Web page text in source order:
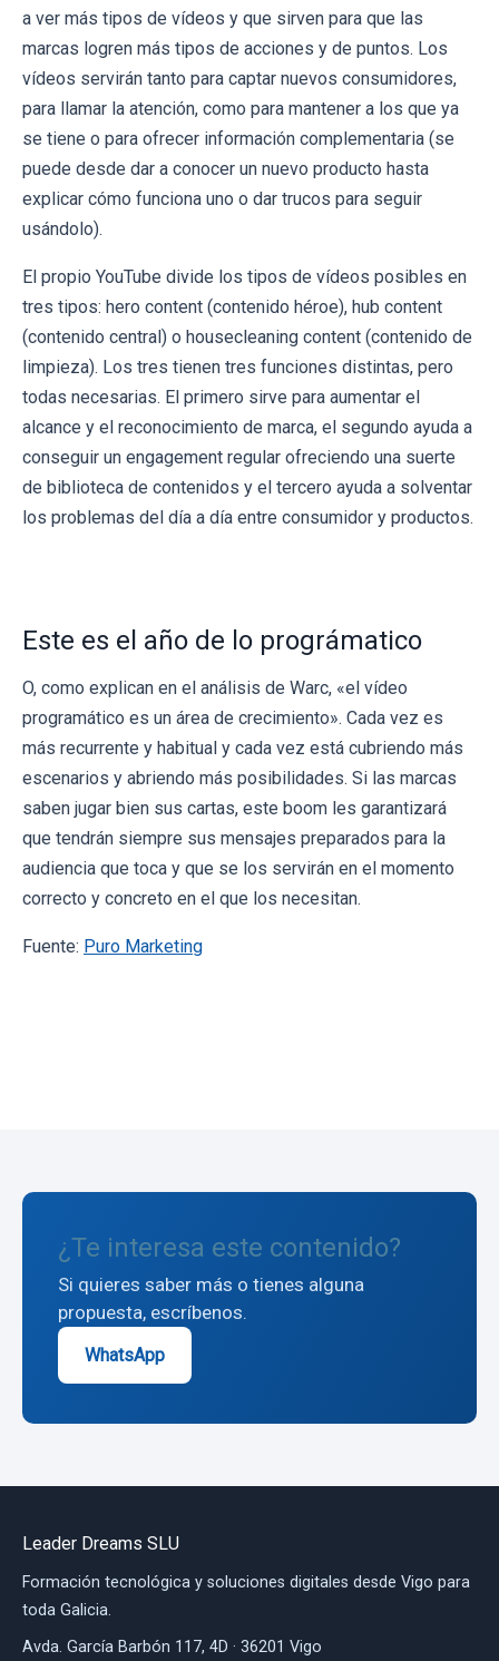
a ver más tipos de vídeos y que sirven para que las
marcas logren más tipos de acciones y de puntos. Los
vídeos servirán tanto para captar nuevos consumidores,
para llamar la atención, como para mantener a los que ya
se tiene o para ofrecer información complementaria (se
puede desde dar a conocer un nuevo producto hasta
explicar cómo funciona uno o dar trucos para seguir
usándolo).
El propio YouTube divide los tipos de vídeos posibles en
tres tipos: hero content (contenido héroe), hub content
(contenido central) o housecleaning content (contenido de
limpieza). Los tres tienen tres funciones distintas, pero
todas necesarias. El primero sirve para aumentar el
alcance y el reconocimiento de marca, el segundo ayuda a
conseguir un engagement regular ofreciendo una suerte
de biblioteca de contenidos y el tercero ayuda a solventar
los problemas del día a día entre consumidor y productos.
Este es el año de lo prográmatico
O, como explican en el análisis de Warc, «el vídeo
programático es un área de crecimiento». Cada vez es
más recurrente y habitual y cada vez está cubriendo más
escenarios y abriendo más posibilidades. Si las marcas
saben jugar bien sus cartas, este boom les garantizará
que tendrán siempre sus mensajes preparados para la
audiencia que toca y que se los servirán en el momento
correcto y concreto en el que los necesitan.
Fuente: Puro Marketing
¿Te interesa este contenido?
Si quieres saber más o tienes alguna
propuesta, escríbenos.
WhatsApp
Leader Dreams SLU
Formación tecnológica y soluciones digitales desde Vigo para
toda Galicia.
Avda. García Barbón 117, 4D · 36201 Vigo